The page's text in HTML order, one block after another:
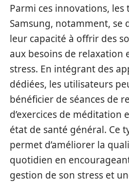
Parmi ces innovations, les
Samsung, notamment, se
leur capacité à offrir des
aux besoins de relaxation
stress. En intégrant des
dédiées, les utilisateurs
bénéficier de séances de
d’exercices de méditation
état de santé général. Ce
permet d’améliorer la
quotidien en
gestion de son stress et